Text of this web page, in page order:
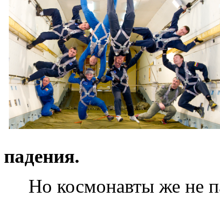
падения.
Но космонавты же не